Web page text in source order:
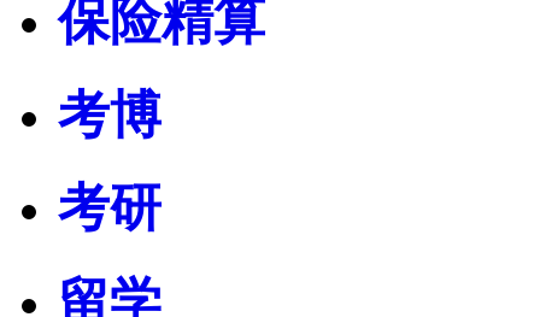
保险精算
考博
考研
留学